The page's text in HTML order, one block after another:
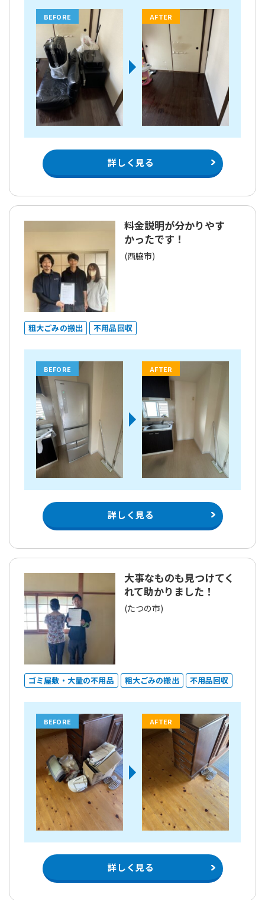
BEFORE AFTER
詳しく見る
料金説明が分かりやす
かったです！
(西脇市)
粗大ごみの搬出 不用品回収
BEFORE AFTER
詳しく見る
大事なものも見つけてく
れて助かりました！
(たつの市)
ゴミ屋敷・大量の不用品 粗大ごみの搬出 不用品回収
BEFORE AFTER
詳しく見る